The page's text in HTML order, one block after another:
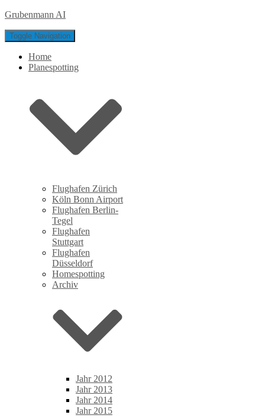
Grubenmann AI
Toggle Navigation
Home
Planespotting
Flughafen Zürich
Köln Bonn Airport
Flughafen Berlin-
Tegel
Flughafen
Stuttgart
Flughafen
Düsseldorf
Homespotting
Archiv
Jahr 2012
Jahr 2013
Jahr 2014
Jahr 2015